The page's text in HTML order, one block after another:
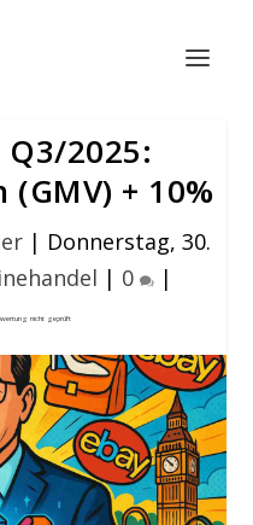
Q3/2025:
+ 10%
| Donnerstag, 30.
| 0 |